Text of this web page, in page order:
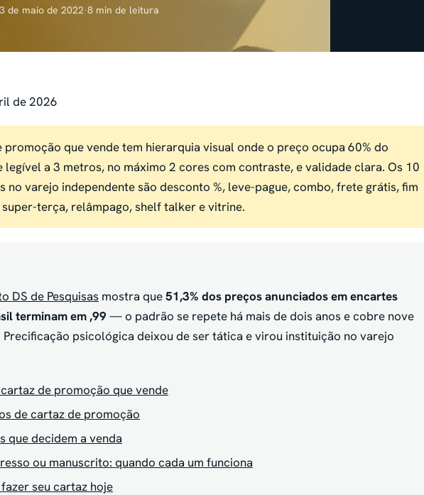
de maio de 2022·8 min de leitura
de 2026
promoção que vende tem hierarquia visual onde o preço ocupa 60% do
legível a 3 metros, no máximo 2 cores com contraste, e validade clara. Os 10
no varejo independente são desconto %, leve-pague, combo, frete grátis, fim
terça, relâmpago, shelf talker e vitrine.
DS de Pesquisas mostra que51,3% dos preços anunciados em encartes
terminam em ,99 — o padrão se repete há mais de dois anos e cobre nove
Precificação psicológica deixou de ser tática e virou instituição no varejo
de promoção que vende
de cartaz de promoção
que decidem a venda
ou manuscrito: quando cada um funciona
seu cartaz hoje